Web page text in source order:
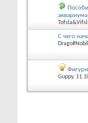
аквариума
С чего
Guppy,